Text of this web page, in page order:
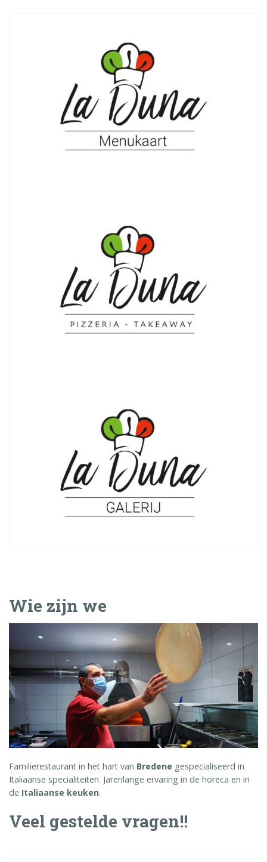
Wie zijn we
Familierestaurant in het hart van Bredene gespecialiseerd in
Italiaanse specialiteiten. Jarenlange ervaring in de horeca en in
de Italiaanse keuken.
Veel gestelde vragen!!